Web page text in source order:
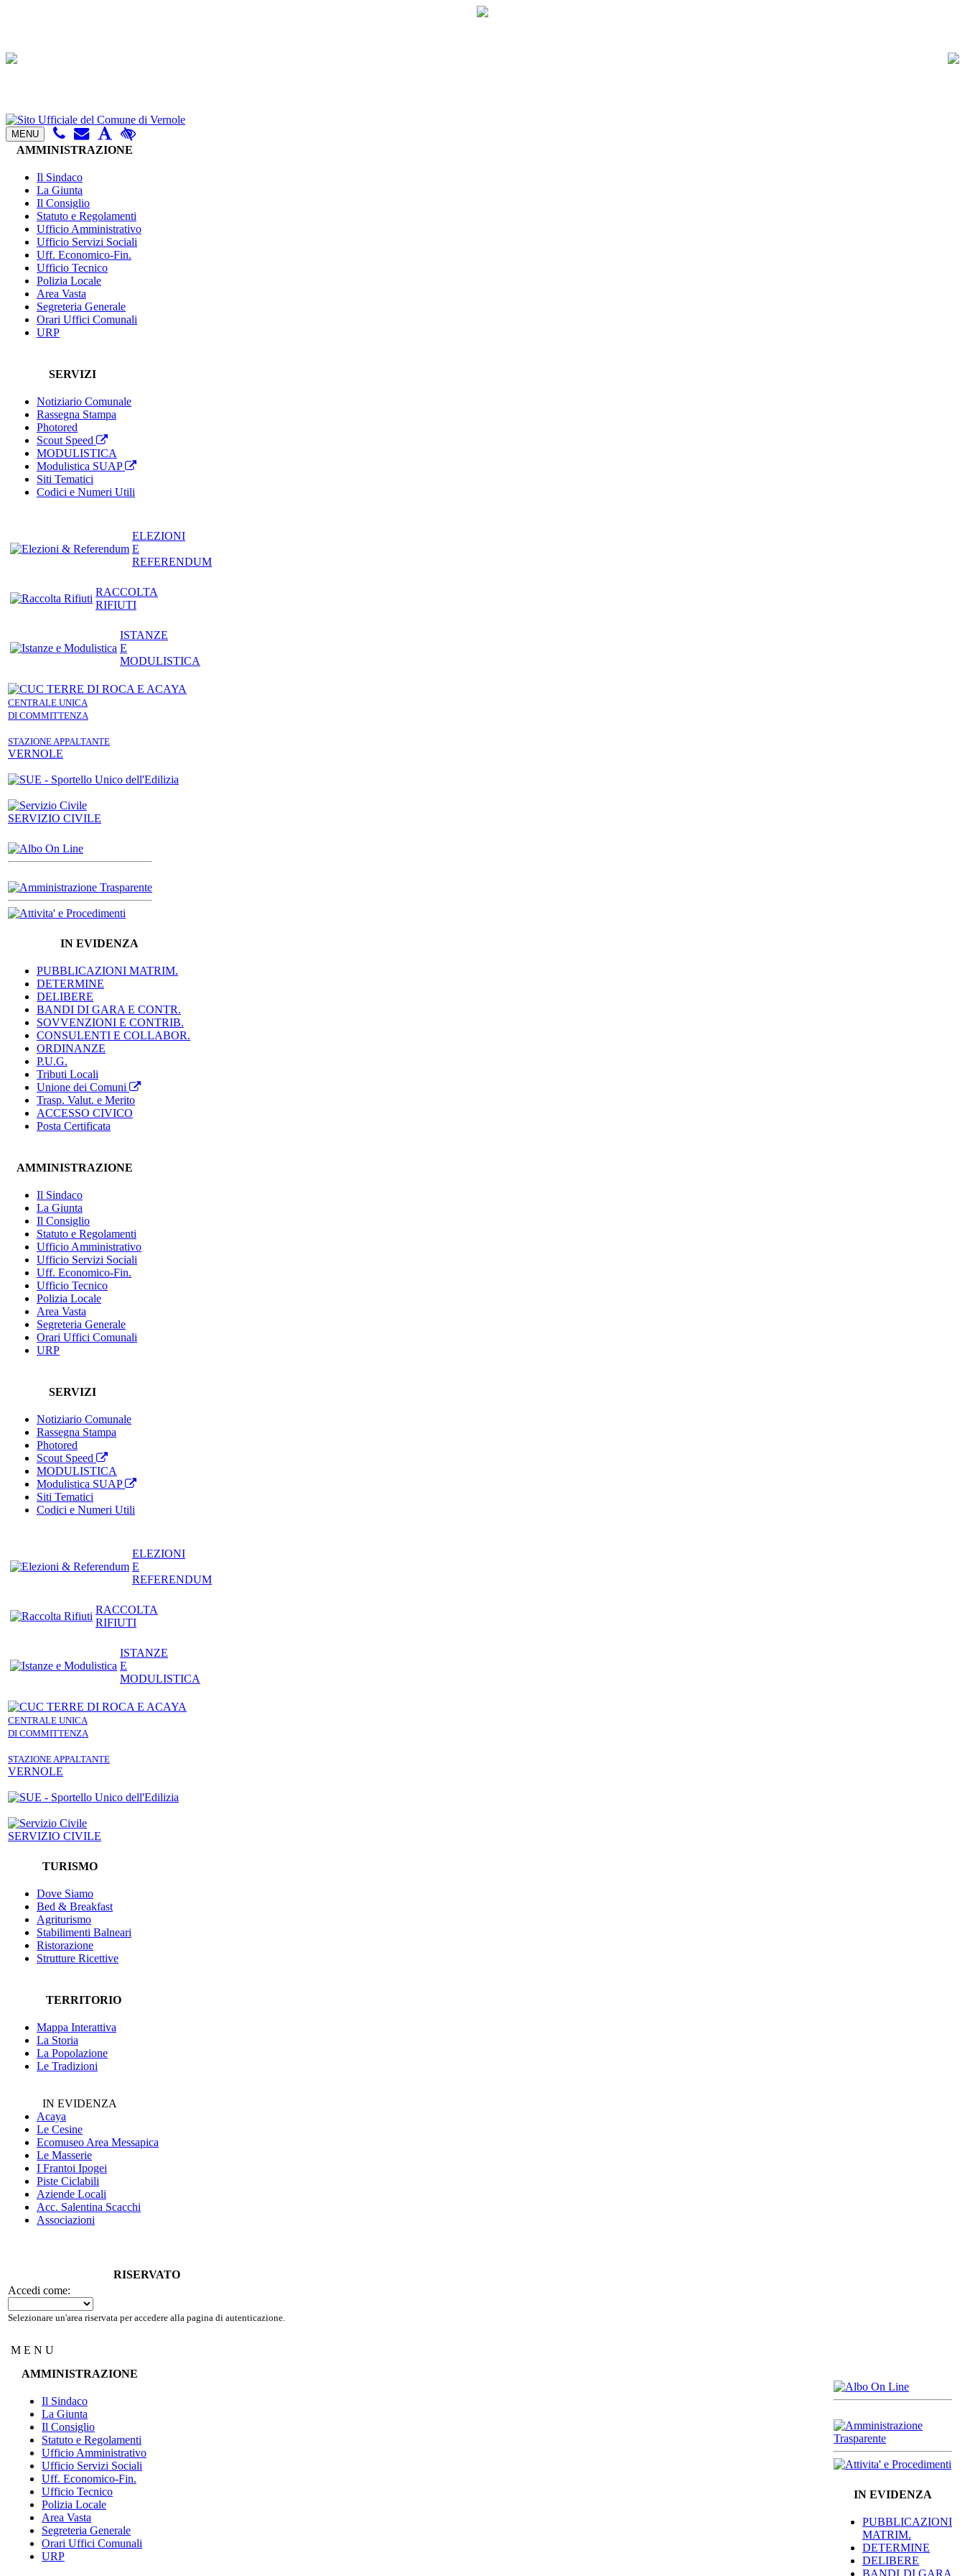
MENU
AMMINISTRAZIONE
Il Sindaco
La Giunta
Il Consiglio
Statuto e Regolamenti
Ufficio Amministrativo
Ufficio Servizi Sociali
Uff. Economico-Fin.
Ufficio Tecnico
Polizia Locale
Area Vasta
Segreteria Generale
Orari Uffici Comunali
URP
SERVIZI
Notiziario Comunale
Rassegna Stampa
Photored
Scout Speed
MODULISTICA
Modulistica SUAP
Siti Tematici
Codici e Numeri Utili
ELEZIONI
E
REFERENDUM
RACCOLTA
RIFIUTI
ISTANZE
E
MODULISTICA
CENTRALE UNICA
DI COMMITTENZA
STAZIONE APPALTANTE
VERNOLE
SERVIZIO CIVILE
IN EVIDENZA
PUBBLICAZIONI MATRIM.
DETERMINE
DELIBERE
BANDI DI GARA E CONTR.
SOVVENZIONI E CONTRIB.
CONSULENTI E COLLABOR.
ORDINANZE
P.U.G.
Tributi Locali
Unione dei Comuni
Trasp. Valut. e Merito
ACCESSO CIVICO
Posta Certificata
AMMINISTRAZIONE
Il Sindaco
La Giunta
Il Consiglio
Statuto e Regolamenti
Ufficio Amministrativo
Ufficio Servizi Sociali
Uff. Economico-Fin.
Ufficio Tecnico
Polizia Locale
Area Vasta
Segreteria Generale
Orari Uffici Comunali
URP
SERVIZI
Notiziario Comunale
Rassegna Stampa
Photored
Scout Speed
MODULISTICA
Modulistica SUAP
Siti Tematici
Codici e Numeri Utili
ELEZIONI
E
REFERENDUM
RACCOLTA
RIFIUTI
ISTANZE
E
MODULISTICA
CENTRALE UNICA
DI COMMITTENZA
STAZIONE APPALTANTE
VERNOLE
SERVIZIO CIVILE
TURISMO
Dove Siamo
Bed & Breakfast
Agriturismo
Stabilimenti Balneari
Ristorazione
Strutture Ricettive
TERRITORIO
Mappa Interattiva
La Storia
La Popolazione
Le Tradizioni
IN EVIDENZA
Acaya
Le Cesine
Ecomuseo Area Messapica
Le Masserie
I Frantoi Ipogei
Piste Ciclabili
Aziende Locali
Acc. Salentina Scacchi
Associazioni
RISERVATO
Accedi come:
Selezionare un'area riservata per accedere alla pagina di autenticazione.
M E N U
AMMINISTRAZIONE
Il Sindaco
La Giunta
Il Consiglio
Statuto e Regolamenti
Ufficio Amministrativo
Ufficio Servizi Sociali
Uff. Economico-Fin.
Ufficio Tecnico
Polizia Locale
Area Vasta
Segreteria Generale
Orari Uffici Comunali
URP
IN EVIDENZA
PUBBLICAZIONI
MATRIM.
DETERMINE
DELIBERE
BANDI DI GARA